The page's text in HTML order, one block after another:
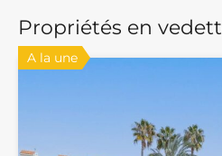
Propriétés en
A la une